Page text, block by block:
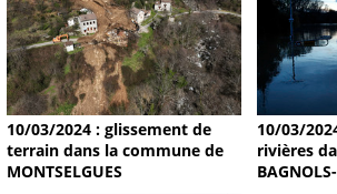
10/03/2024 : glissement de
terrain dans la commune de
MONTSELGUES
10/03/
rivières